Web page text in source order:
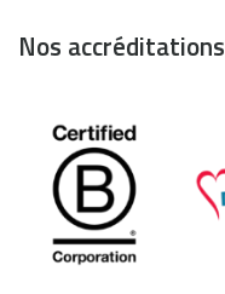
Nos accréditations